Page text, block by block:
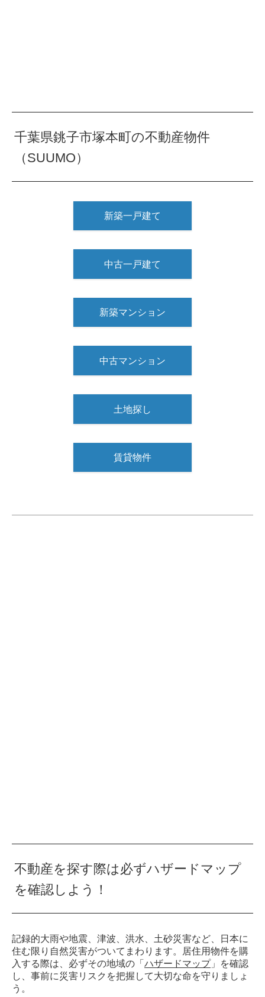
千葉県銚子市塚本町の不動産物件
（SUUMO）
新築一戸建て
中古一戸建て
新築マンション
中古マンション
土地探し
賃貸物件
不動産を探す際は必ずハザードマップ
を確認しよう！
記録的大雨や地震、津波、洪水、土砂災害など、日本に
住む限り自然災害がついてまわります。居住用物件を購
入する際は、必ずその地域の「 ハザードマップ」を確認
し、事前に災害リスクを把握して大切な命を守りましょ
う。